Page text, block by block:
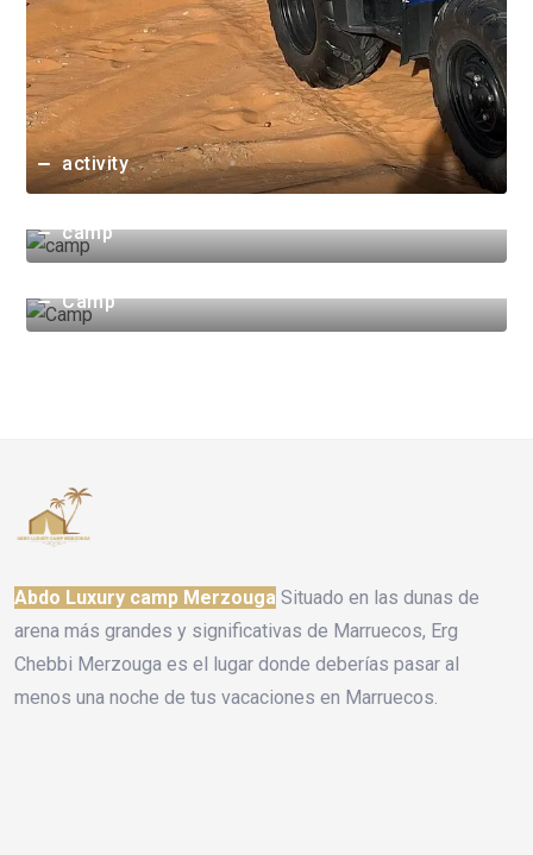
activity
camp
Camp
Abdo Luxury camp Merzouga Situado en las dunas de
arena más grandes y significativas de Marruecos, Erg
Chebbi Merzouga es el lugar donde deberías pasar al
menos una noche de tus vacaciones en Marruecos.